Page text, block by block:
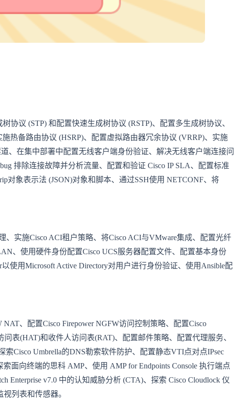
议 (STP) 和配置快速生成树协议 (RSTP)、配置多生成树协议、
热备路由协议 (HSRP)、配置虚拟路由器冗余协议 (VRRP)、实施
、在集中部署中配置无线客户端身份验证、解决无线客户端连接问
排除连接故障并分析流量、配置和验证 Cisco IP SLA、配置标准
对象表示法 (JSON)对象和脚本、通过SSH使用 NETCONF、将
实施Cisco ACI租户策略、将Cisco ACI与VMware集成、配置光纤
、使用硬件身份配置Cisco UCS服务器配置文件、配置基本身份
使用Microsoft Active Directory对用户进行身份验证、使用Ansible配
、配置Cisco Firepower NGFW访问控制策略、配置Cisco
表(HAT)和收件人访问表(RAT)、配置邮件策略、配置代理服务、
Cisco Umbrella的DNS勒索软件防护、配置静态VTI点对点IPsec
面向终端的思科 AMP、使用 AMP for Endpoints Console 执行端点
Enterprise v7.0 中的认知威胁分析 (CTA)、探索 Cisco Cloudlock 仪
列表和传感器。